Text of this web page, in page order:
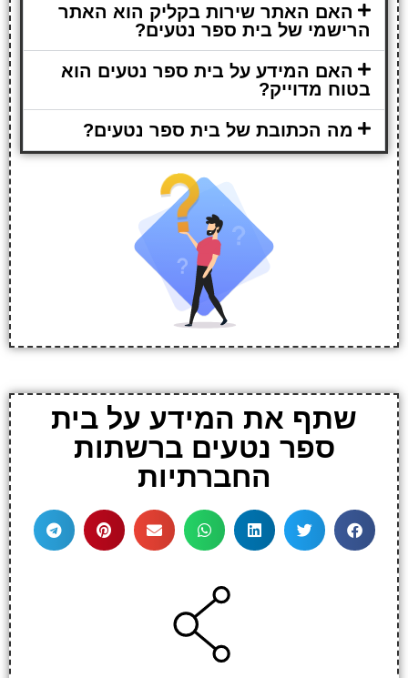
האם האתר שירות בקליק הוא האתר
הרישמי של בית ספר נטעים?
האם המידע על בית ספר נטעים הוא
בטוח מדוייק?
מה הכתובת של בית ספר נטעים?
שתף את המידע על בית
ספר נטעים ברשתות
החברתיות